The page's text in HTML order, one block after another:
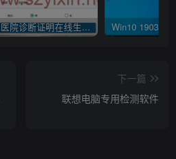
医院诊断证明在线生成器-安卓APP
下一篇
联想电脑专用检测软件